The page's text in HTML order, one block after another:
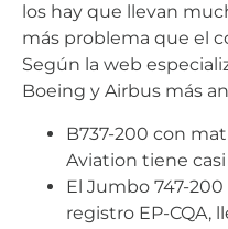
los hay que llevan
más problema que el
Según la web
Boeing y Airbus más
B737-200 con
Aviation tiene casi
El Jumbo 747-
registro EP-CQA,